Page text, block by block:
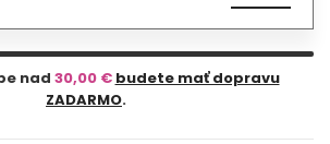
nad 30,00 € budete mať dopravu
ZADARMO.